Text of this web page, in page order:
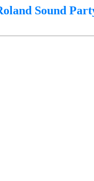
Sound